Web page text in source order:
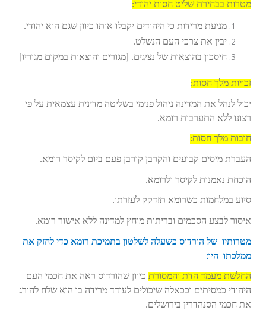
מטרות בבחירת שליט חסות יהודי:
מניעת מרידות כי היהודים יקבלו אותו כיוון שגם הוא יהודי.
יבין את צרכי העם הנשלט.
חיסכון בהוצאות של נציגים. [מגורים והוצאות במקום מגוריו]
זכויות מלך חסות:
יכול לנהל את המדינה ניהול פנימי בשליטה מדינית עצמאית על פי
רצונו ללא התערבות רומא.
חובות מלך חסות:
העברת מיסים קבועים והקרבן קורבן פעם ביום לקיסר רומא.
הוכחת נאמנות לקיסר ולרומא.
סיוע במלחמות כשרומא תזדקק לעזרתו.
איסור לבצע הסכמים ובריתות מוחץ למדינה ללא אישור רומא.
מטרותיו של הורדוס כשעלה לשלטון בתמיכת רומא כדי לחזק את
ממלכתו היו:
החלשת מעמד הדת והמסורת כיוון שהורדוס ראה את חכמי העם
היהודי כמסיתים וככאלה שיכולים לעודד מרידה בו הוא שלח להורג
את חכמי הסנהדרין בירושלים.